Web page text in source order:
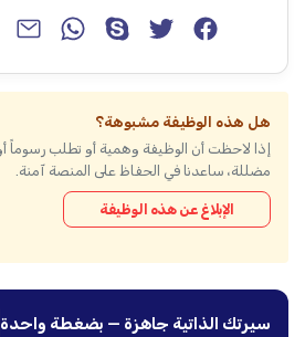
هل هذه الوظيفة مشبوهة؟
إذا لاحظت أن الوظيفة وهمية أو تطلب رسوماً
مضللة، ساعدنا في الحفاظ على المنصة آمنة.
الإبلاغ عن هذه الوظيفة
سيرتك الذاتية جاهزة — بضغطة واحدة